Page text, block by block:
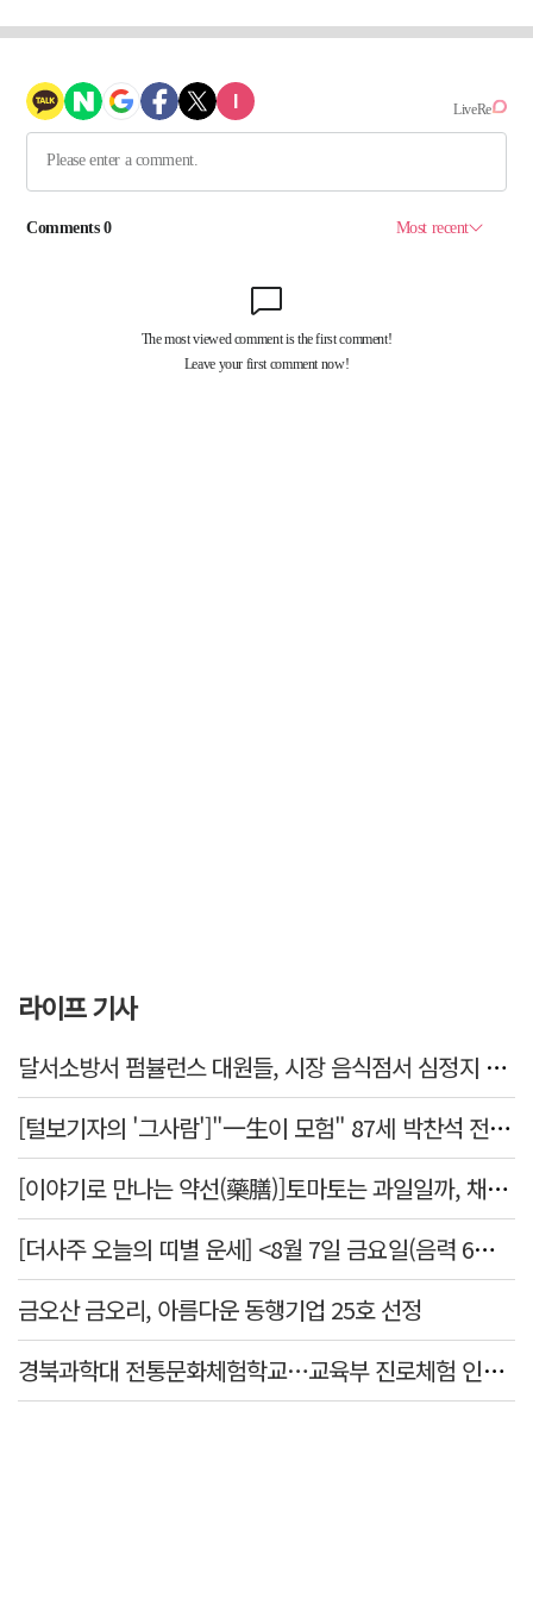
라이프 기사
달서소방서 펌뷸런스 대원들, 시장 음식점서 심정지 환자 생명 살려
[털보기자의 '그사람']"一生이 모험" 87세 박찬석 전 경북대 총장
[이야기로 만나는 약선(藥膳)]토마토는 과일일까, 채소일까
[더사주 오늘의 띠별 운세] <8월 7일 금요일(음력 6월25일)>
금오산 금오리, 아름다운 동행기업 25호 선정
경북과학대 전통문화체험학교…교육부 진로체험 인증기관 선정